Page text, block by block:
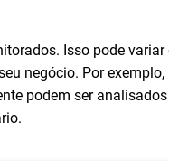
Isso pode
negócio. Por
podem ser